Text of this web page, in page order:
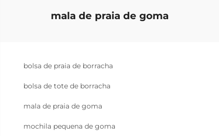
mala de praia de goma
bolsa de praia de borracha
bolsa de tote de borracha
mala de praia de goma
mochila pequena de goma